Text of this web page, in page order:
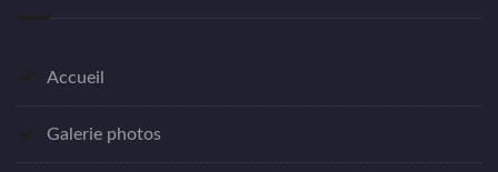
Accueil
Galerie photos